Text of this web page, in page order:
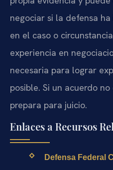
negociar si la defensa
en el caso o
experiencia en
necesaria para lograr
posible. Si un acuerdo
prepara para juicio.
Enlaces a Recursos
Defensa Federal